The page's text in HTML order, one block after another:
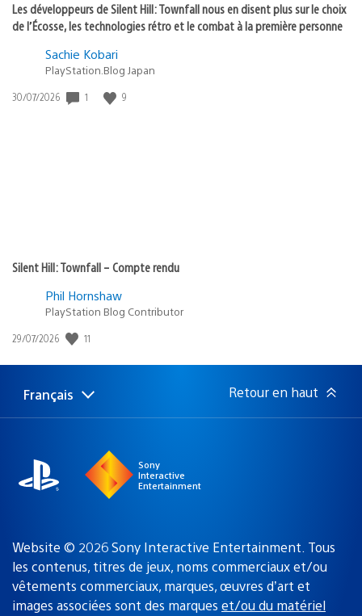
Les développeurs de Silent Hill: Townfall nous en disent plus sur le choix
de l’Écosse, les technologies rétro et le combat à la première personne
Sachie Kobari
PlayStation.Blog Japan
Date
30/07/2026 1 9
Silent Hill: Townfall – Compte rendu
Phil Hornshaw
PlayStation Blog Contributor
Date
publication
29/07/2026 11
Choisir
une
Région
actuelle
Français Retour en haut
Sony
Interactive
Entertainment
Website © 2026 Sony Interactive Entertainment. Tous
les contenus, titres de jeux, noms commerciaux et/ou
vêtements commerciaux, marques, œuvres d’art et
images associées sont des marques et/ou du matériel